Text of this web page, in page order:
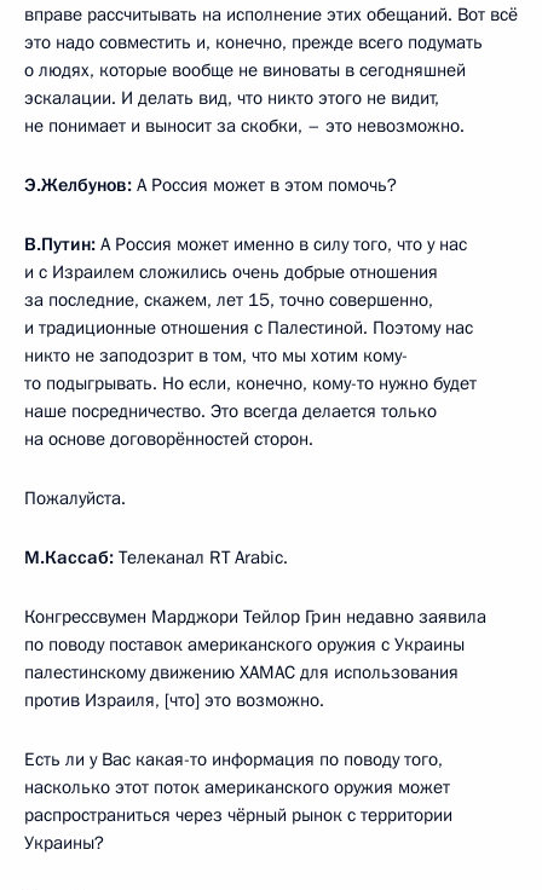
вправе рассчитывать на исполнение этих обещаний. Вот всё
это надо совместить и, конечно, прежде всего подумать
о людях, которые вообще не виноваты в сегодняшней
эскалации. И делать вид, что никто этого не видит,
не понимает и выносит за скобки, – это невозможно.
Э.Желбунов: А Россия может в этом помочь?
В.Путин: А Россия может именно в силу того, что у нас
и с Израилем сложились очень добрые отношения
за последние, скажем, лет 15, точно совершенно,
и традиционные отношения с Палестиной. Поэтому нас
никто не заподозрит в том, что мы хотим кому-
то подыгрывать. Но если, конечно, кому-то нужно будет
наше посредничество. Это всегда делается только
на основе договорённостей сторон.
Пожалуйста.
М.Кассаб: Телеканал RT Arabic.
Конгрессвумен Марджори Тейлор Грин недавно заявила
по поводу поставок американского оружия с Украины
палестинскому движению ХАМАС для использования
против Израиля, [что] это возможно.
Есть ли у Вас какая-то информация по поводу того,
насколько этот поток американского оружия может
распространиться через чёрный рынок с территории
Украины?